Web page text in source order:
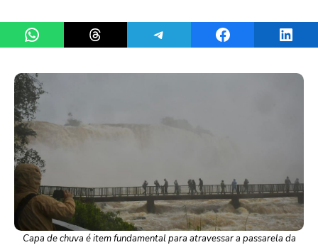
Share on WhatsAppShare on ThreadsShare on TelegramShare on Facebook
Capa de chuva é item fundamental para atravessar a passarela da